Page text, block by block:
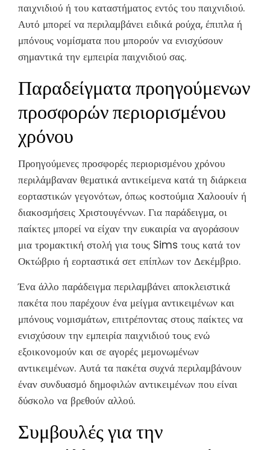
παιχνιδιού ή του καταστήματος εντός του παιχνιδιού.
Αυτό μπορεί να περιλαμβάνει ειδικά ρούχα, έπιπλα ή
μπόνους νομίσματα που μπορούν να ενισχύσουν
σημαντικά την εμπειρία παιχνιδιού σας.
Παραδείγματα προηγούμενων
προσφορών περιορισμένου
χρόνου
Προηγούμενες προσφορές περιορισμένου χρόνου
περιλάμβαναν θεματικά αντικείμενα κατά τη διάρκεια
εορταστικών γεγονότων, όπως κοστούμια Χαλοουίν ή
διακοσμήσεις Χριστουγέννων. Για παράδειγμα, οι
παίκτες μπορεί να είχαν την ευκαιρία να αγοράσουν
μια τρομακτική στολή για τους Sims τους κατά τον
Οκτώβριο ή εορταστικά σετ επίπλων τον Δεκέμβριο.
Ένα άλλο παράδειγμα περιλαμβάνει αποκλειστικά
πακέτα που παρέχουν ένα μείγμα αντικειμένων και
μπόνους νομισμάτων, επιτρέποντας στους παίκτες να
ενισχύσουν την εμπειρία παιχνιδιού τους ενώ
εξοικονομούν και σε αγορές μεμονωμένων
αντικειμένων. Αυτά τα πακέτα συχνά περιλαμβάνουν
έναν συνδυασμό δημοφιλών αντικειμένων που είναι
δύσκολο να βρεθούν αλλού.
Συμβουλές για την